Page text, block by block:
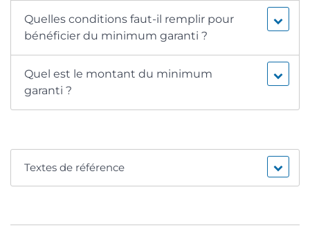
Quelles conditions faut-il remplir pour
bénéficier du minimum garanti ?
Quel est le montant du minimum
garanti ?
Textes de référence